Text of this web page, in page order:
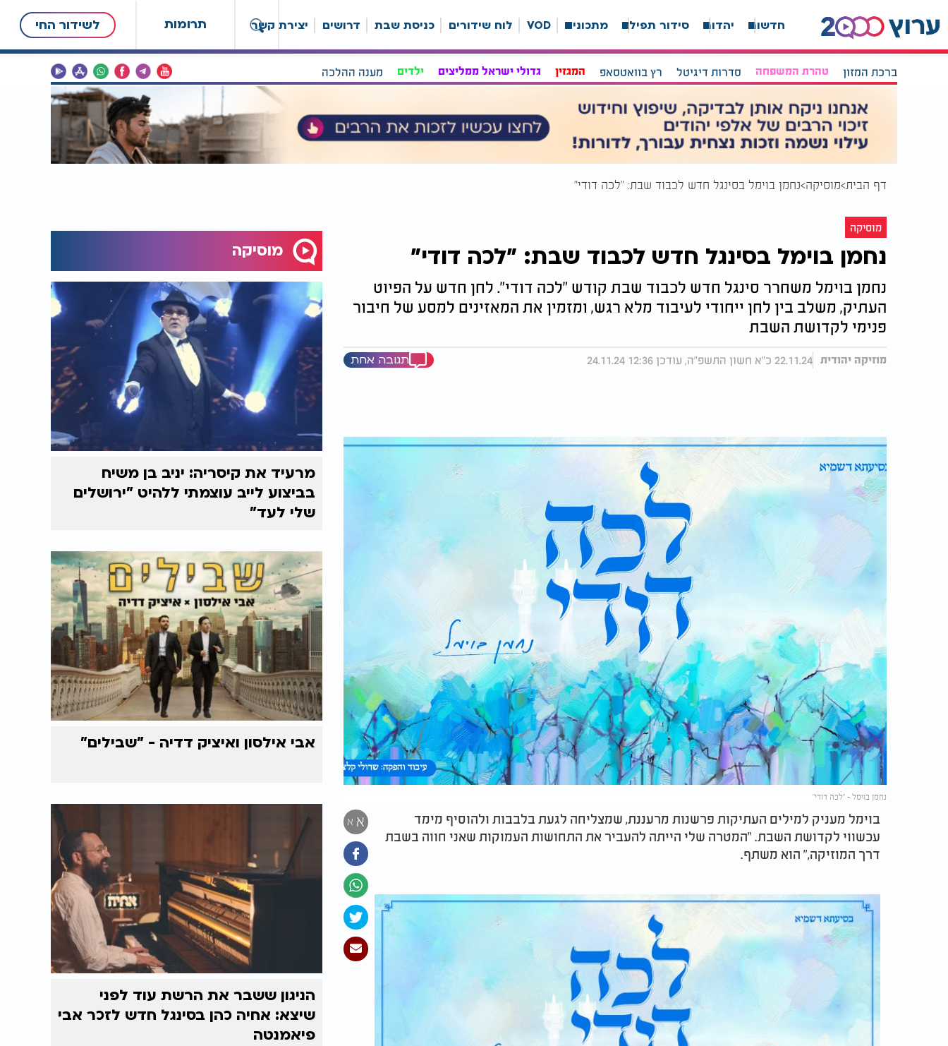
תרומות לשידור החי חדשות יהדות סידור תפילה מתכונים VOD לוח שידורים כניסת שבת דרושים יצירת קשר
ברכת המזון טהרת המשפחה סדרות דיגיטל רץ בוואטסאפ המגזין גדולי ישראל ממליצים ילדים מענה ההלכה
דף הבית מוסיקה נחמן בוימל בסינגל חדש לכבוד שבת: "לכה דודי"
מוסיקה
נחמן בוימל בסינגל חדש לכבוד שבת: "לכה דודי"
נחמן בוימל משחרר סינגל חדש לכבוד שבת קודש "לכה דודי". לחן חדש על הפיוט
העתיק, משלב בין לחן ייחודי לעיבוד מלא רגש, ומזמין את המאזינים למסע של חיבור
פנימי לקדושת השבת
מוזיקה יהודית 22.11.24 כ"א חשון התשפ"ה, עודכן 12:36 24.11.24 תגובה אחת
נחמן בוימל - "לכה דודי"
א א
בוימל מעניק למילים העתיקות פרשנות מרעננת, שמצליחה לגעת בלבבות ולהוסיף מימד
עכשווי לקדושת השבת. "המטרה שלי הייתה להעביר את התחושות העמוקות שאני חווה בשבת
דרך המוזיקה," הוא משתף.
מוסיקה
מרעיד את קיסריה: יניב בן משיח
בביצוע לייב עוצמתי ללהיט "ירושלים
שלי לעד"
אבי אילסון ואיציק דדיה - "שבילים"
הניגון ששבר את הרשת עוד לפני
שיצא: אחיה כהן בסינגל חדש לזכר אבי
פיאמנטה